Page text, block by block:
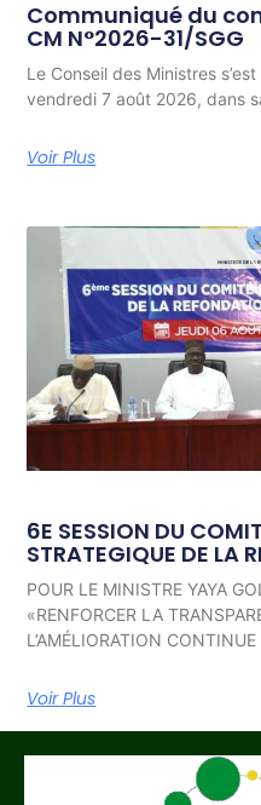
Communiqué du
CM N°2026-31/SGG
Le Conseil des Ministres
vendredi 7 août 2026, dans
Voir Plus
6E SESSION DU
STRATEGIQUE DE LA
POUR LE MINISTRE YAYA
«RENFORCER LA
L’AMÉLIORATION
Voir Plus